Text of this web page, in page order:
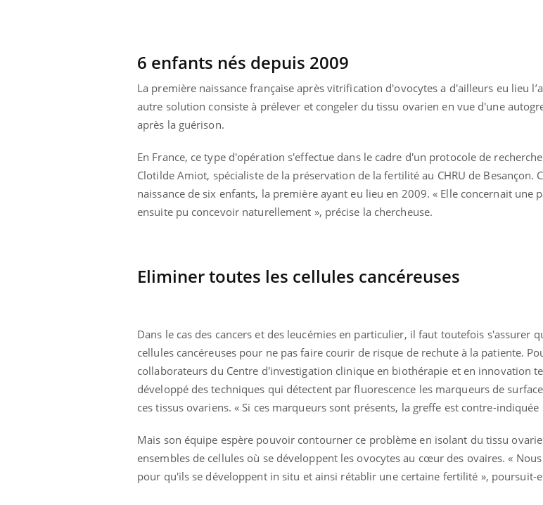
6 enfants nés depuis 2009
La première naissance française après vitrification d'ovocytes a d'ailleurs eu lieu
autre solution consiste à prélever et congeler du tissu ovarien en vue d'une
après la guérison.
En France, ce type d'opération s'effectue dans le cadre d'un protocole de
Clotilde Amiot, spécialiste de la préservation de la fertilité au CHRU de Besançon.
naissance de six enfants, la première ayant eu lieu en 2009. « Elle concernait une
ensuite pu concevoir naturellement », précise la chercheuse.
Eliminer toutes les cellules cancéreuses
Dans le cas des cancers et des leucémies en particulier, il faut toutefois s'assurer
cellules cancéreuses pour ne pas faire courir de risque de rechute à la patiente.
collaborateurs du Centre d'investigation clinique en biothérapie et en innovation
développé des techniques qui détectent par fluorescence les marqueurs de
ces tissus ovariens. « Si ces marqueurs sont présents, la greffe est contre-
Mais son équipe espère pouvoir contourner ce problème en isolant du tissu
ensembles de cellules où se développent les ovocytes au cœur des ovaires. «
pour qu'ils se développent in situ et ainsi rétablir une certaine fertilité », poursuit-